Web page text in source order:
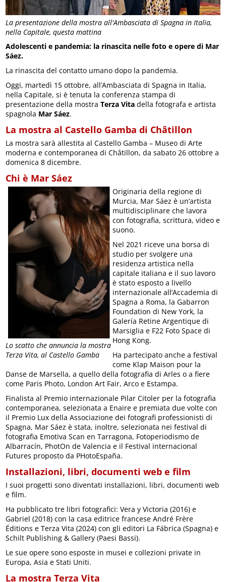
La presentazione della mostra all'Ambasciata di Spagna in Italia,
nella Capitale, questa mattina
Adolescenti e pandemia: la rinascita nelle foto e opere di Mar
Sáez.
La rinascita del contatto umano dopo la pandemia.
Oggi, martedì 15 ottobre, all’Ambasciata di Spagna in Italia,
nella Capitale, si è tenuta la conferenza stampa di
presentazione della mostraTerza Vita della fotografa e artista
spagnola Mar Sáez.
La mostra al Castello Gamba di Châtillon
La mostra sarà allestita al Castello Gamba – Museo di Arte
moderna e contemporanea di Châtillon, da sabato 26 ottobre a
domenica 8 dicembre.
Chi è Mar Sáez
Lo scatto che annuncia la mostra
Terza Vita, al Castello Gamba
Originaria della regione di
Murcia, Mar Sáez è un’artista
multidisciplinare che lavora
con fotografia, scrittura, video e
suono.
Nel 2021 riceve una borsa di
studio per svolgere una
residenza artistica nella
capitale italiana e il suo lavoro
è stato esposto a livello
internazionale all’Accademia di
Spagna a Roma, la Gabarron
Foundation di New York, la
Galería Retine Argentique di
Marsiglia e F22 Foto Space di
Hong Kong.
Ha partecipato anche a festival
come Klap Maison pour la
Danse de Marsella, a quello della fotografia di Arles o a fiere
come Paris Photo, London Art Fair, Arco e Estampa.
Finalista al Premio internazionale Pilar Citoler per la fotografia
contemporanea, selezionata a Enaire e premiata due volte con
il Premio Lux della Associazione dei fotografi professionisti di
Spagna, Mar Sáez è stata, inoltre, selezionata nei festival di
fotografia Emotiva Scan en Tarragona, Fotoperiodismo de
Albarracín, PhotOn de Valencia e il Festival internacional
Futures proposto da PHotoEspaña.
Installazioni, libri, documenti web e film
I suoi progetti sono diventati installazioni, libri, documenti web
e film.
Ha pubblicato tre libri fotografici: Vera y Victoria (2016) e
Gabriel (2018) con la casa editrice francese André Frère
Éditions e Terza Vita (2024) con gli editori La Fábrica (Spagna) e
Schilt Publishing & Gallery (Paesi Bassi).
Le sue opere sono esposte in musei e collezioni private in
Europa, Asia e Stati Uniti.
La mostra Terza Vita